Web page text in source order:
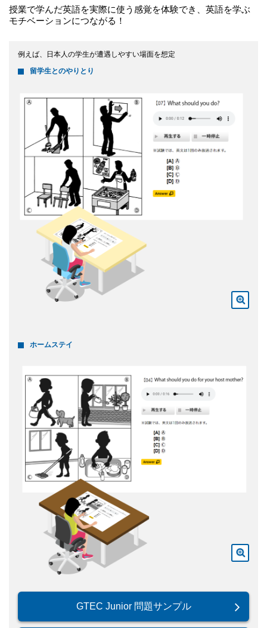
授業で学んだ英語を実際に使う感覚を体験でき、英語を学ぶ
モチベーションにつながる！
例えば、日本人の学生が遭遇しやすい場面を想定
留学生とのやりとり
ホームステイ
GTEC Junior 問題サンプル